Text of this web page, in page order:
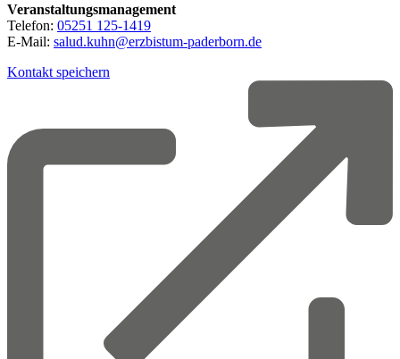
Veranstaltungsmanagement
Telefon: 05251 125-1419
E-Mail: salud.kuhn@erzbistum-paderborn.de
Kontakt speichern